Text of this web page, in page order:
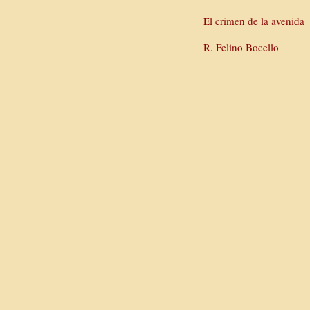
El crimen de la avenida
R. Felino Bocello